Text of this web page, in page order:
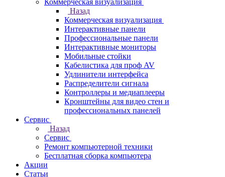
Коммерческая визуализация
Назад
Коммерческая визуализация
Интерактивные панели
Профессиональные панели
Интерактивные мониторы
Мобильные стойки
Кабелистика для проф AV
Удлинители интерфейса
Распределители сигнала
Контроллеры и медиаплееры
Кронштейны для видео стен и
профессиональных панелей
Сервис
Назад
Сервис
Ремонт компьютерной техники
Бесплатная сборка компьютера
Акции
Статьи